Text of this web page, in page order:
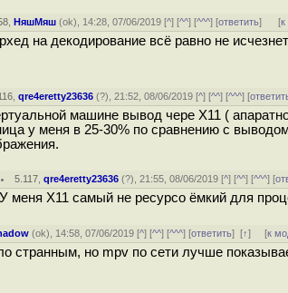
,НяшМяш (ok), 14:28, 07/06/2019 [^] [^^] [^^^] [ответить] [к
на декодирование всё равно не
,qre4eretty23636 (?), 21:52, 08/06/2019 [^] [^^] [^^^] [
машине вывод чере X11 (
у меня в 25-30% по сравнению с
5.117 ,qre4eretty23636 (?), 21:55, 08/06/2019 [^] [^^] [^^^] [
У меня X11 самый не ресурсо ёмкий для
(ok), 14:58, 07/06/2019 [^] [^^] [^^^] [ответить][↑] [к
странным, но mpv по сети лучше